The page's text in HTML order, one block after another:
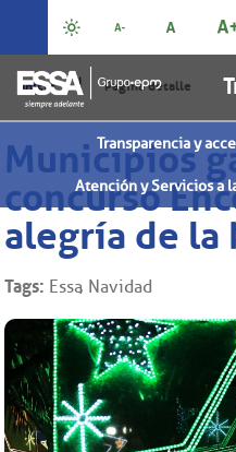
Transparencia y
Atención y Servicios a
Inicio | Página detalle
Municipios
concurso
alegría de la
Tags: Essa Navidad